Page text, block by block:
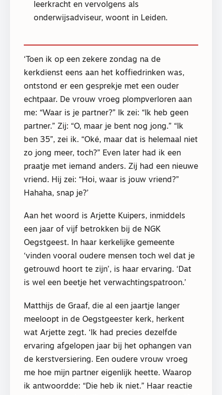
leerkracht en vervolgens als
onderwijsadviseur, woont in Leiden.
‘Toen ik op een zekere zondag na de
kerkdienst eens aan het koffiedrinken was,
ontstond er een gesprekje met een ouder
echtpaar. De vrouw vroeg plompverloren aan
me: “Waar is je partner?” Ik zei: “Ik heb geen
partner.” Zij: “O, maar je bent nog jong.” “Ik
ben 35”, zei ik. “Oké, maar dat is helemaal niet
zo jong meer, toch?” Even later had ik een
praatje met iemand anders. Zij had een nieuwe
vriend. Hij zei: “Hoi, waar is jouw vriend?”
Hahaha, snap je?’
Aan het woord is Arjette Kuipers, inmiddels
een jaar of vijf betrokken bij de NGK
Oegstgeest. In haar kerkelijke gemeente
‘vinden vooral oudere mensen toch wel dat je
getrouwd hoort te zijn’, is haar ervaring. ‘Dat
is wel een beetje het verwachtingspatroon.’
Matthijs de Graaf, die al een jaartje langer
meeloopt in de Oegstgeester kerk, herkent
wat Arjette zegt. ‘Ik had precies dezelfde
ervaring afgelopen jaar bij het ophangen van
de kerstversiering. Een oudere vrouw vroeg
me hoe mijn partner eigenlijk heette. Waarop
ik antwoordde: “Die heb ik niet.” Haar reactie